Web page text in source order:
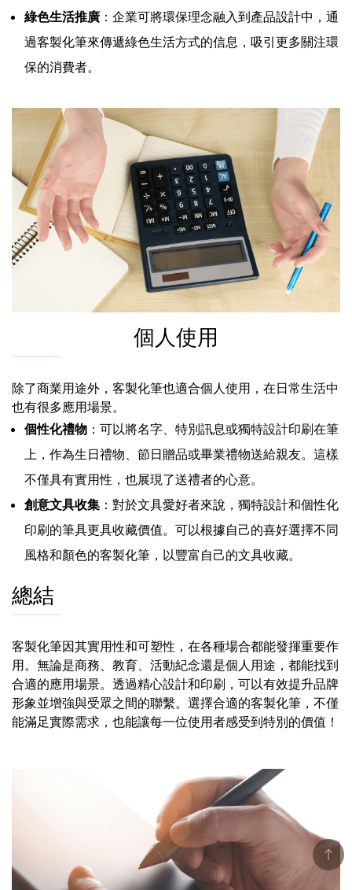
綠色生活推廣 ：企業可將環保理念融入到產品設計中，通
過客製化筆來傳遞綠色生活方式的信息，吸引更多關注環
保的消費者。
個人使用
除了商業用途外，客製化筆也適合個人使用，在日常生活中
也有很多應用場景。
個性化禮物 ：可以將名字、特別訊息或獨特設計印刷在筆
上，作為生日禮物、節日贈品或畢業禮物送給親友。這樣
不僅具有實用性，也展現了送禮者的心意。
創意文具收集 ：對於文具愛好者來說，獨特設計和個性化
印刷的筆具更具收藏價值。可以根據自己的喜好選擇不同
風格和顏色的客製化筆，以豐富自己的文具收藏。
總結
客製化筆因其實用性和可塑性，在各種場合都能發揮重要作
用。無論是商務、教育、活動紀念還是個人用途，都能找到
合適的應用場景。透過精心設計和印刷，可以有效提升品牌
形象並增強與受眾之間的聯繫。選擇合適的客製化筆，不僅
能滿足實際需求，也能讓每一位使用者感受到特別的價值！